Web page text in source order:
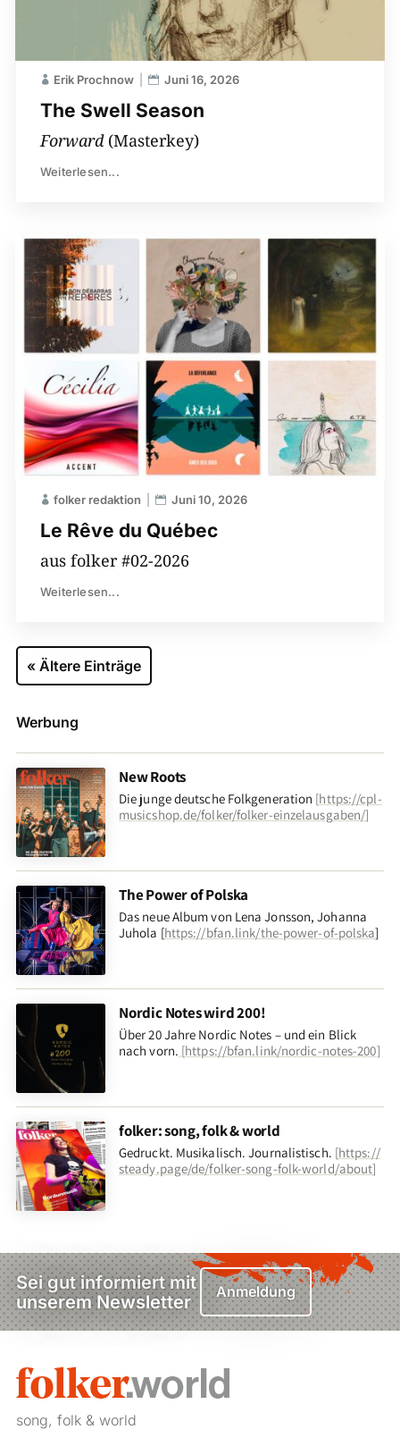
The Swell Season
Erik Prochnow Juni 16, 2026
Forward (Masterkey)
Weiterlesen...
Le Rêve du Québec
folker redaktion Juni 10, 2026
aus folker #02-2026
Weiterlesen...
« Ältere Einträge
Werbung
New Roots
Die junge deutsche Folkgeneration [https://cpl-
musicshop.de/folker/folker-einzelausgaben/]
The Power of Polska
Das neue Album von Lena Jonsson, Johanna
Juhola [https://bfan.link/the-power-of-polska]
Nordic Notes wird 200!
Über 20 Jahre Nordic Notes – und ein Blick
nach vorn. [https://bfan.link/nordic-notes-200]
folker: song, folk & world
Gedruckt. Musikalisch. Journalistisch. [https://
steady.page/de/folker-song-folk-world/about]
Sei gut informiert mit
unserem Newsletter
Anmeldung
song, folk & world